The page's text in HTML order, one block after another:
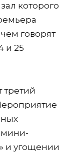
которого
говорят
и 25
третий
мини-
и угощении